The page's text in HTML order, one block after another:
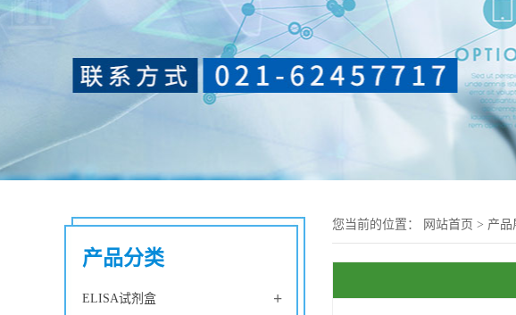
产品分类
ELISA试剂盒 +
您当前的位置： 网站首页 > 产品